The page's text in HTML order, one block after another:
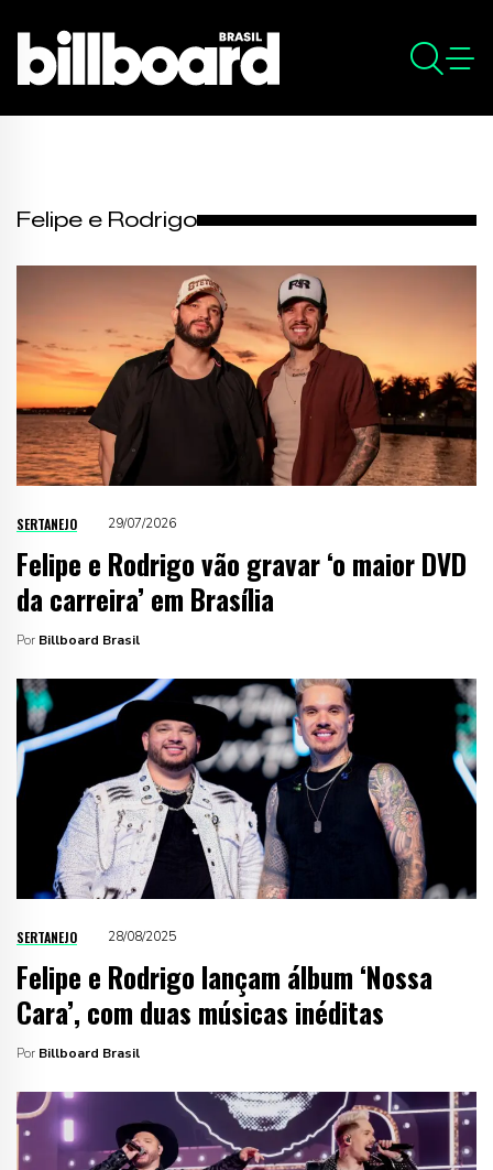
Felipe e Rodrigo
SERTANEJO 29/07/2026
Felipe e Rodrigo vão gravar ‘o maior DVD
da carreira’ em Brasília
Por Billboard Brasil
SERTANEJO 28/08/2025
Felipe e Rodrigo lançam álbum ‘Nossa
Cara’, com duas músicas inéditas
Por Billboard Brasil